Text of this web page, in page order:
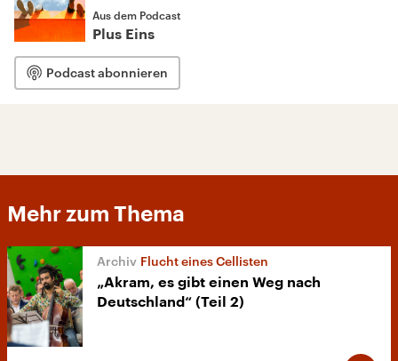
Aus dem Podcast
Plus Eins
Podcast abonnieren
Mehr zum Thema
Flucht eines Cellisten
„Akram, es gibt einen Weg nach
Deutschland“ (Teil 2)